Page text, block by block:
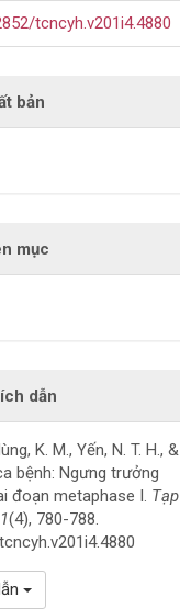
tcncyh.v201i4.4880
bản
mục
dẫn
K. M., Yến, N. T. H., &
bệnh: Ngưng trưởng
đoạn metaphase I. Tạp
(4), 780-788.